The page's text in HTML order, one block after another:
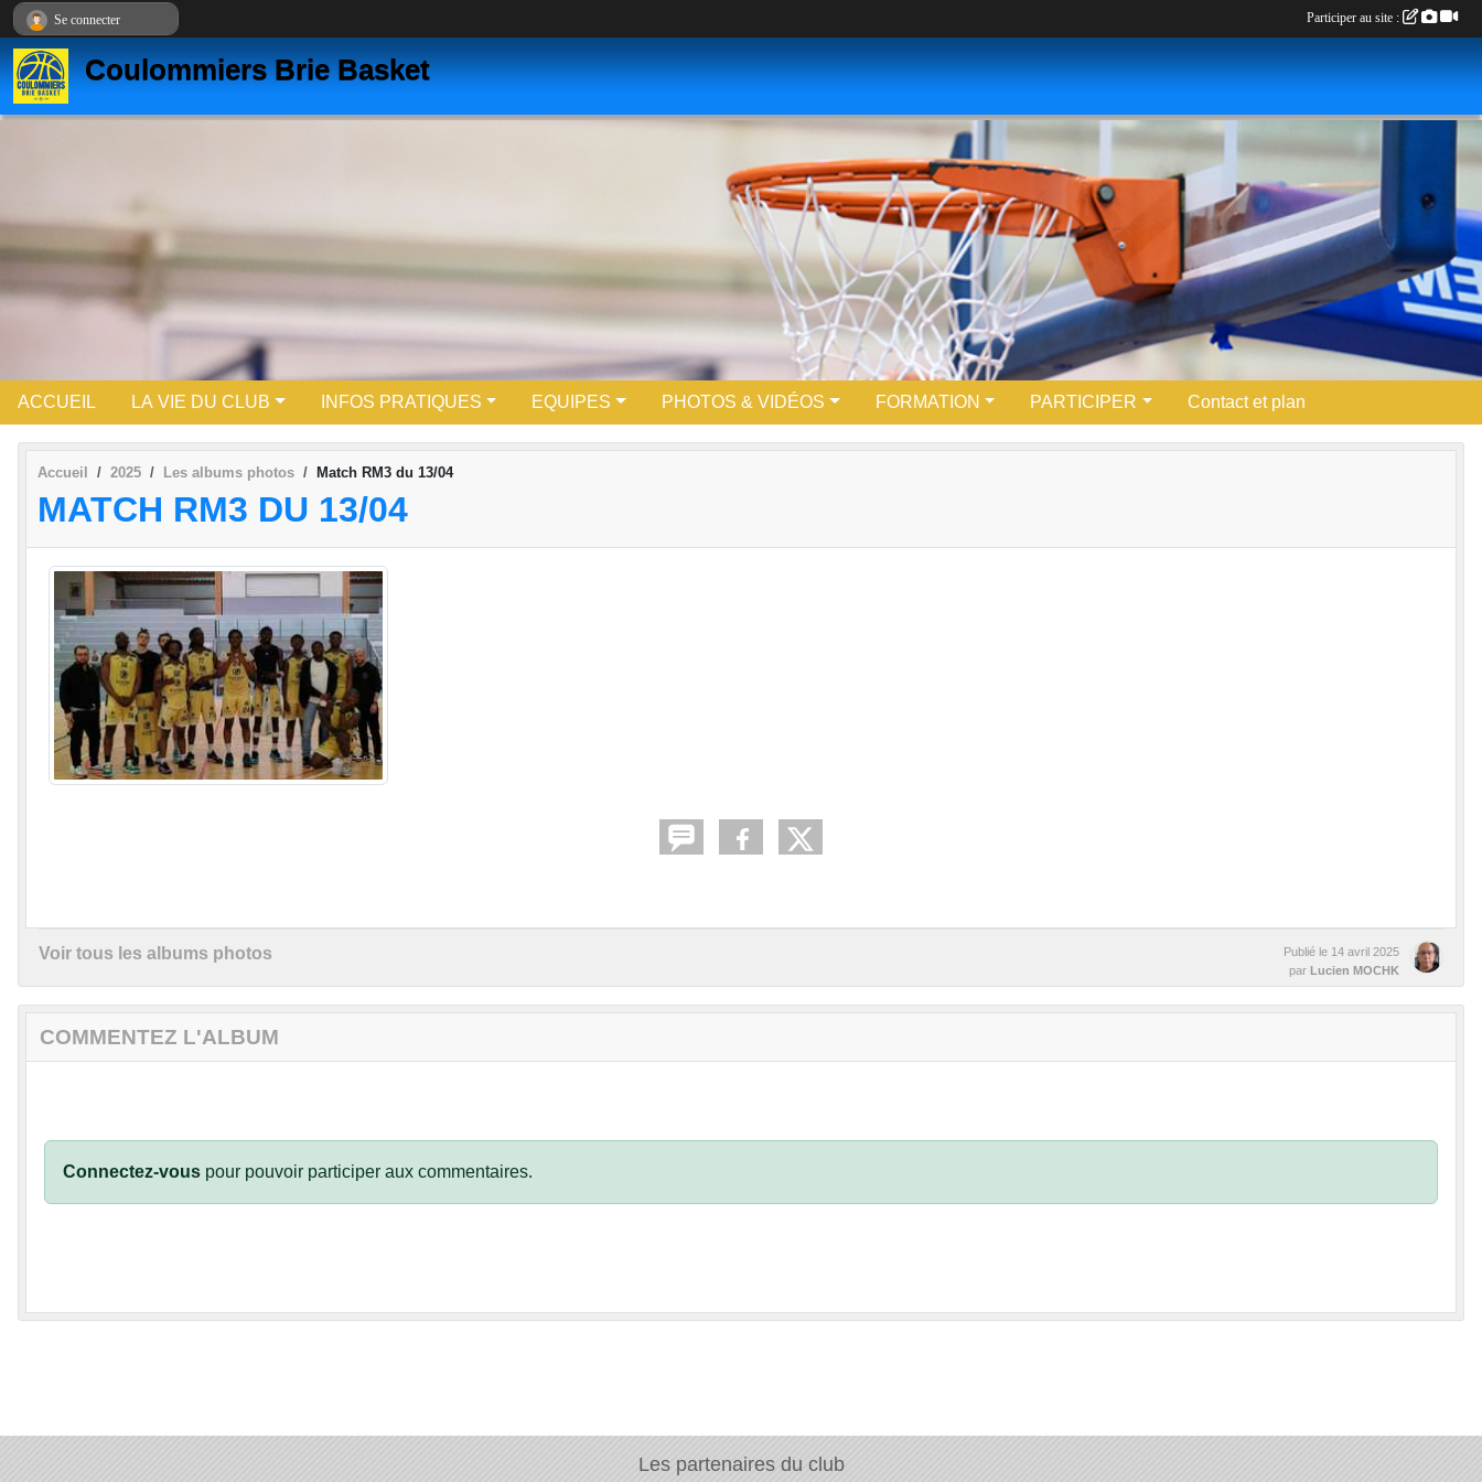
Coulommiers Brie Basket
ACCUEIL LA VIE DU CLUB INFOS PRATIQUES EQUIPES PHOTOS & VIDÉOS FORMATION PARTICIPER Contact et plan
Accueil 2025 Les albums photos Match RM3 du 13/04
MATCH RM3 DU 13/04
Voir tous les albums photos Publié le 14 avril 2025
par Lucien MOCHK
COMMENTEZ L'ALBUM
Connectez-vous pour pouvoir participer aux commentaires.
Les partenaires du club
Se connecter Participer au site :
Panneau de gestion des cookies